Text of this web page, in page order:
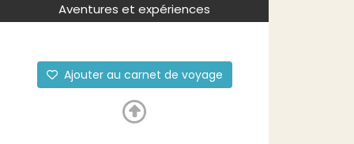
Aventures et expériences
Ajouter au carnet de voyage